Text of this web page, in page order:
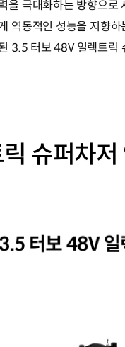
을 극대화하는 방향으로
역동적인 성능을 지향
3.5 터보 48V 일렉트릭
슈퍼차저